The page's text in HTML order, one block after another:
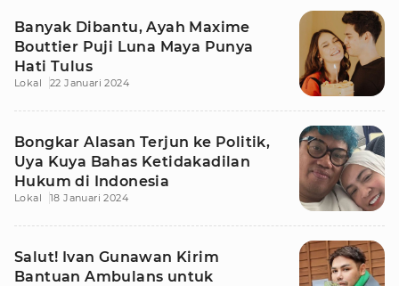
Banyak Dibantu, Ayah Maxime
Bouttier Puji Luna Maya Punya
Hati Tulus
Lokal 22 Januari 2024
Bongkar Alasan Terjun ke Politik,
Uya Kuya Bahas Ketidakadilan
Hukum di Indonesia
Lokal 18 Januari 2024
Salut! Ivan Gunawan Kirim
Bantuan Ambulans untuk